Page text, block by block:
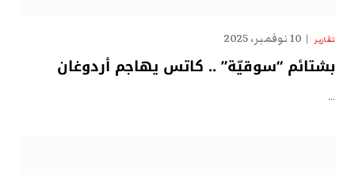
تقارير 10 نوفمبر، 2025
بشتائم “سوقيّة” .. كاتس يهاجم أردوغان
…